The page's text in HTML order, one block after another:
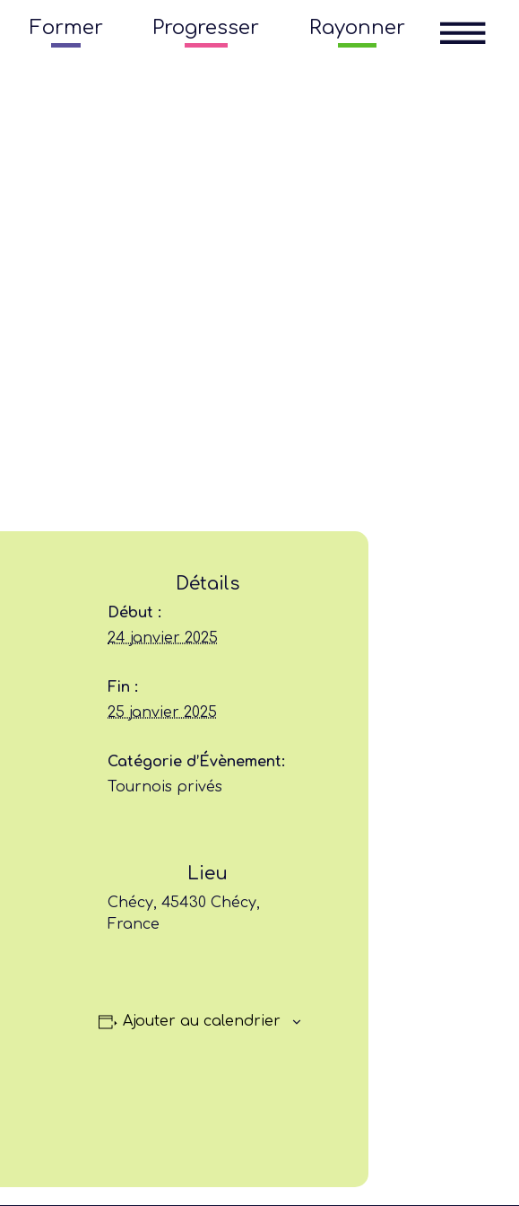
Former Progresser Rayonner
Jouer
Progresser
Détails
Début :
24 janvier 2025
Fin :
25 janvier 2025
Catégorie d’Évènement:
Tournois privés
Lieu
Chécy, 45430 Chécy,
France
Ajouter au calendrier